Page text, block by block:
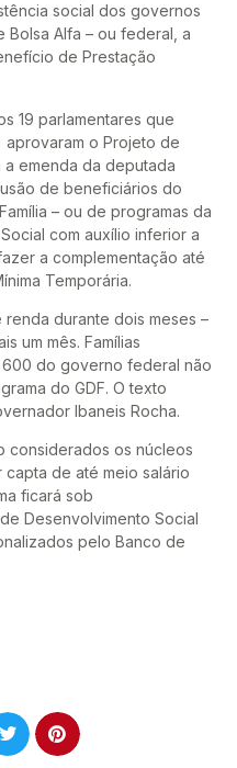
social dos governos
Bolsa Alfa – ou federal, a
de Prestação
19 parlamentares que
aprovaram o Projeto de
a emenda da deputada
de beneficiários do
– ou de programas da
com auxílio inferior a
a complementação até
Temporária.
durante dois meses –
um mês. Famílias
do governo federal não
do GDF. O texto
Ibaneis Rocha.
considerados os núcleos
capta de até meio salário
ficará sob
Desenvolvimento Social
pelo Banco de